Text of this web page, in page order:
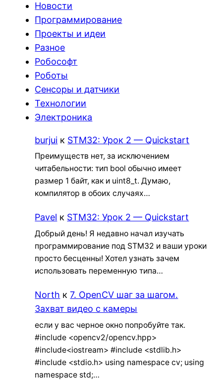
Новости
Программирование
Проекты и идеи
Разное
Робософт
Роботы
Сенсоры и датчики
Технологии
Электроника
burjui к STM32: Урок 2 — Quickstart
Преимуществ нет, за исключением
читабельности: тип bool обычно имеет
размер 1 байт, как и uint8_t. Думаю,
компилятор в обоих случаях…
Pavel к STM32: Урок 2 — Quickstart
Добрый день! Я недавно начал изучать
программирование под STM32 и ваши уроки
просто бесценны! Хотел узнать зачем
использовать переменную типа…
North к7. OpenCV шаг за шагом.
Захват видео с камеры
если у вас черное окно попробуйте так.
#include <opencv2/opencv.hpp>
#include<iostream> #include <stdlib.h>
#include <stdio.h> using namespace cv; using
namespace std;…